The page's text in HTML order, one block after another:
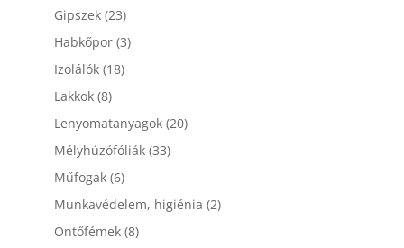
Gipszek (23)
Habkőpor (3)
Izolálók (18)
Lakkok (8)
Lenyomatanyagok (20)
Mélyhúzófóliák (33)
Műfogak (6)
Munkavédelem, higiénia (2)
Öntőfémek (8)